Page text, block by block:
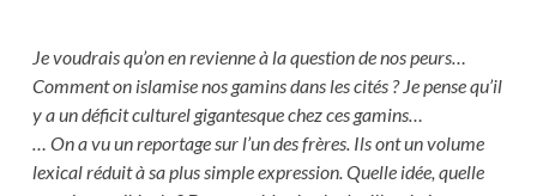
Je voudrais qu’on en revienne à la question de nos peurs…
Comment on islamise nos gamins dans les cités ? Je pense qu’il
y a un déficit culturel gigantesque chez ces gamins…
… On a vu un reportage sur l’un des frères. Ils ont un volume
lexical réduit à sa plus simple expression. Quelle idée, quelle